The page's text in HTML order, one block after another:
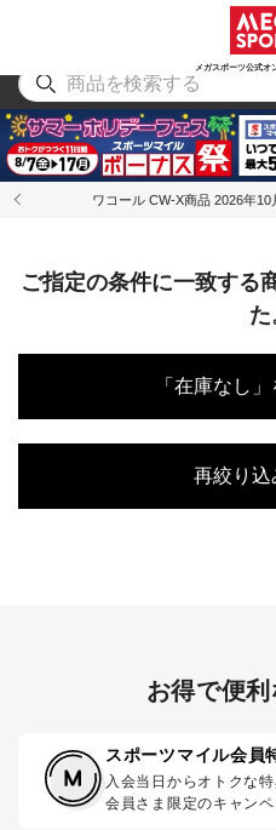
メガスポーツ公式オ
アウトドア
ワコール CW-X商品 2026年
ご指定の条件に一致する
た
「在庫なし
再絞り込
お得で便
スポーツマイル会員
入会当日からオトクな
会員さま限定のキャンペ